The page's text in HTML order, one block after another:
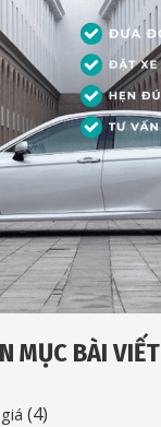
MỤC BÀI VIẾT
(4)